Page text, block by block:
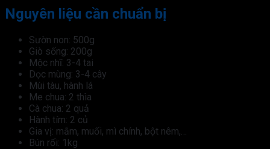
Nguyên liệu cần chuẩn bị
Sườn non: 500g
Giò sống: 200g
Mộc nhĩ: 3-4 tai
Dọc mùng: 3-4 cây
Mùi tàu, hành lá
Me chua: 2 thìa
Cà chua: 2 quả
Hành tím: 2 củ
Gia vị: mắm, muối, mì chính, bột nêm,…
Bún rối: 1kg